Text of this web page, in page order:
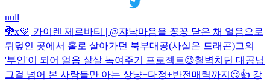
null
🐉x💜| 카이렌 제르바티 | @쟈낙마음을 꽁꽁 닫은 채 얼음으로
뒤덮인 곳에서 홀로 살아가던 북부대공(사실은 드래곤)그의
'부인'이 되어 얼음 살살 녹여주기 프로젝트😉철벽치던 대공님
그걸 넘어 본 사람들만 아는 상냥+다정+반전매력까지😏👍 강